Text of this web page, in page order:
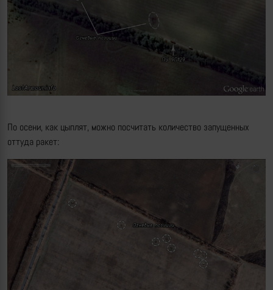
По осени, как цыплят, можно посчитать количество запущенных
оттуда ракет: